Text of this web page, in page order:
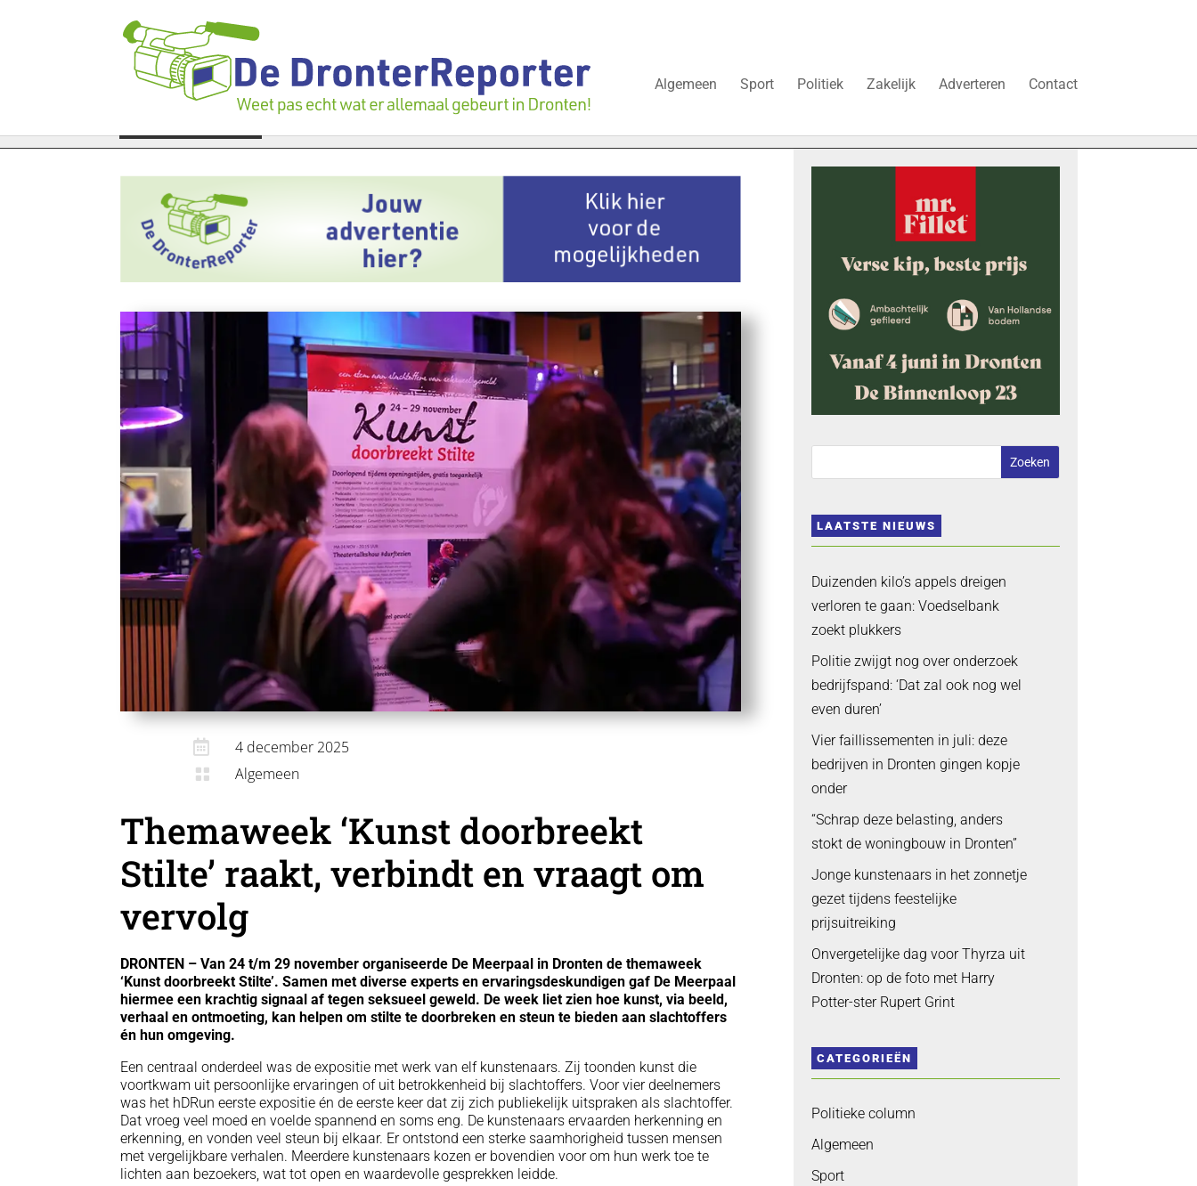
Algemeen Sport Politiek Zakelijk Adverteren Contact
 4 december 2025
 Algemeen
Themaweek ‘Kunst doorbreekt
Stilte’ raakt, verbindt en vraagt om
vervolg
DRONTEN – Van 24 t/m 29 november organiseerde De Meerpaal in Dronten de themaweek
‘Kunst doorbreekt Stilte’. Samen met diverse experts en ervaringsdeskundigen gaf De Meerpaal
hiermee een krachtig signaal af tegen seksueel geweld. De week liet zien hoe kunst, via beeld,
verhaal en ontmoeting, kan helpen om stilte te doorbreken en steun te bieden aan slachtoffers
én hun omgeving.
Een centraal onderdeel was de expositie met werk van elf kunstenaars. Zij toonden kunst die
voortkwam uit persoonlijke ervaringen of uit betrokkenheid bij slachtoffers. Voor vier deelnemers
was het hDRun eerste expositie én de eerste keer dat zij zich publiekelijk uitspraken als slachtoffer.
Dat vroeg veel moed en voelde spannend en soms eng. De kunstenaars ervaarden herkenning en
erkenning, en vonden veel steun bij elkaar. Er ontstond een sterke saamhorigheid tussen mensen
met vergelijkbare verhalen. Meerdere kunstenaars kozen er bovendien voor om hun werk toe te
lichten aan bezoekers, wat tot open en waardevolle gesprekken leidde.
LAATSTE NIEUWS
Duizenden kilo’s appels dreigen
verloren te gaan: Voedselbank
zoekt plukkers
Politie zwijgt nog over onderzoek
bedrijfspand: ‘Dat zal ook nog wel
even duren’
Vier faillissementen in juli: deze
bedrijven in Dronten gingen kopje
onder
“Schrap deze belasting, anders
stokt de woningbouw in Dronten”
Jonge kunstenaars in het zonnetje
gezet tijdens feestelijke
prijsuitreiking
Onvergetelijke dag voor Thyrza uit
Dronten: op de foto met Harry
Potter-ster Rupert Grint
CATEGORIEËN
Politieke column
Algemeen
Sport